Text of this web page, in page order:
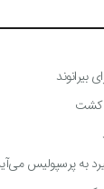
بیرانوند